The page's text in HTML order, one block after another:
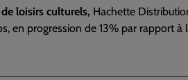
loisirs culturels, Hachette
en progression de 13% par rapport à